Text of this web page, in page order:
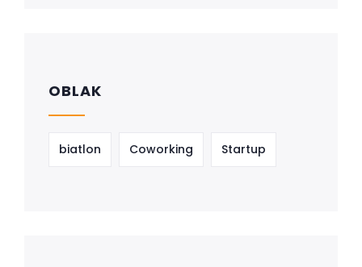
OBLAK
biatlon Coworking Startup